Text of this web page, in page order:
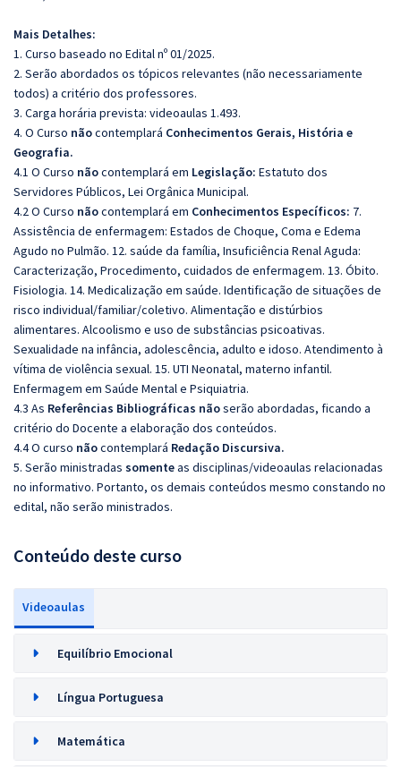
Mais Detalhes:
1. Curso baseado no Edital nº 01/2025.
2. Serão abordados os tópicos relevantes (não necessariamente
todos) a critério dos professores.
3. Carga horária prevista: videoaulas 1.493.
4. O Curso nãocontemplará Conhecimentos Gerais, História e
Geografia.
4.1 O Curso nãocontemplará em Legislação: Estatuto dos
Servidores Públicos, Lei Orgânica Municipal.
4.2 O Curso nãocontemplará em Conhecimentos Específicos: 7.
Assistência de enfermagem: Estados de Choque, Coma e Edema
Agudo no Pulmão. 12. saúde da família, Insuficiência Renal Aguda:
Caracterização, Procedimento, cuidados de enfermagem. 13. Óbito.
Fisiologia. 14. Medicalização em saúde. Identificação de situações de
risco individual/familiar/coletivo. Alimentação e distúrbios
alimentares. Alcoolismo e uso de substâncias psicoativas.
Sexualidade na infância, adolescência, adulto e idoso. Atendimento à
vítima de violência sexual. 15. UTI Neonatal, materno infantil.
Enfermagem em Saúde Mental e Psiquiatria.
4.3 As Referências Bibliográficas nãoserão abordadas, ficando a
critério do Docente a elaboração dos conteúdos.
4.4 O curso nãocontemplará Redação Discursiva.
5. Serão ministradas somenteas disciplinas/videoaulas relacionadas
no informativo. Portanto, os demais conteúdos mesmo constando no
edital, não serão ministrados.
Conteúdo deste curso
Videoaulas
Equilíbrio Emocional
Língua Portuguesa
Matemática